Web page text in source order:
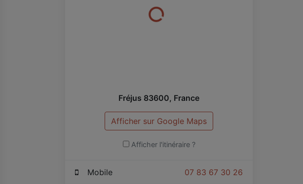
Fréjus 83600, France
Afficher sur Google Maps
Afficher l'itinéraire ?
07 83 67 30 26
Mobile